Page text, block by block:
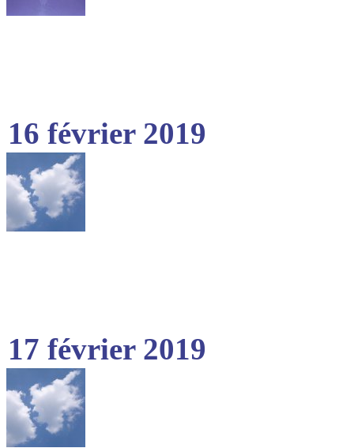
16 février 2019
17 février 2019